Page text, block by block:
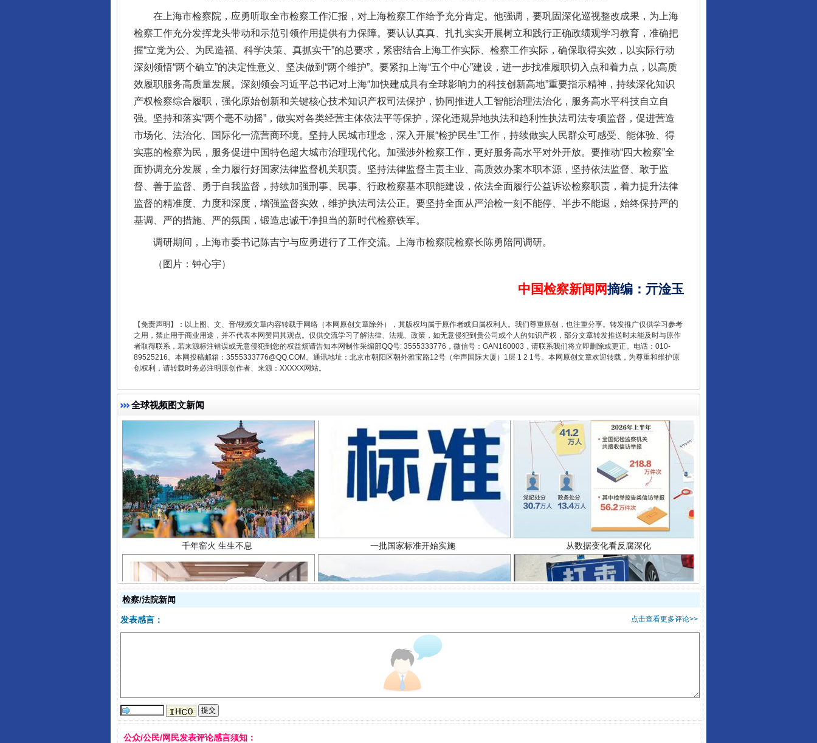
在上海市检察院，应勇听取全市检察工作汇报，对上海检察工作给予充分肯定。他强调，要巩固深化巡视整改成果，为上海
检察工作充分发挥龙头带动和示范引领作用提供有力保障。要认认真真、扎扎实实开展树立和践行正确政绩观学习教育，准确把
握“立党为公、为民造福、科学决策、真抓实干”的总要求，紧密结合上海工作实际、检察工作实际，确保取得实效，以实际行动
深刻领悟“两个确立”的决定性意义、坚决做到“两个维护”。要紧扣上海“五个中心”建设，进一步找准履职切入点和着力点，以高质
效履职服务高质量发展。深刻领会习近平总书记对上海“加快建成具有全球影响力的科技创新高地”重要指示精神，持续深化知识
产权检察综合履职，强化原始创新和关键核心技术知识产权司法保护，协同推进人工智能治理法治化，服务高水平科技自立自
强。坚持和落实“两个毫不动摇”，做实对各类经营主体依法平等保护，深化违规异地执法和趋利性执法司法专项监督，促进营造
市场化、法治化、国际化一流营商环境。坚持人民城市理念，深入开展“检护民生”工作，持续做实人民群众可感受、能体验、得
实惠的检察为民，服务促进中国特色超大城市治理现代化。加强涉外检察工作，更好服务高水平对外开放。要推动“四大检察”全
面协调充分发展，全力履行好国家法律监督机关职责。坚持法律监督主责主业、高质效办案本职本源，坚持依法监督、敢于监
督、善于监督、勇于自我监督，持续加强刑事、民事、行政检察基本职能建设，依法全面履行公益诉讼检察职责，着力提升法律
监督的精准度、力度和深度，增强监督实效，维护执法司法公正。要坚持全面从严治检一刻不能停、半步不能退，始终保持严的
基调、严的措施、严的氛围，锻造忠诚干净担当的新时代检察铁军。
调研期间，上海市委书记陈吉宁与应勇进行了工作交流。上海市检察院检察长陈勇陪同调研。
（图片：钟心宇）
中国检察新闻网摘编 ： 亓淦玉
【免责声明】：以上图、文、音/视频文章内容转载于网络（本网原创文章除外），其版权均属于原作者或归属权利人。我们尊重原创，也注重分享。转发推广仅供学习参考
之用，禁止用于商业用途，并不代表本网赞同其观点。仅供交流学习了解法律、法规、政策，如无意侵犯到贵公司或个人的知识产权，部分文章转发推送时未能及时与原作
者取得联系，若来源标注错误或无意侵犯到您的权益烦请告知本网制作采编部QQ号: 3555333776，微信号：GAN160003，请联系我们将立即删除或更正。电话：010-
89525216。本网投稿邮箱：3555333776@QQ.COM。通讯地址：北京市朝阳区朝外雅宝路12号（华声国际大厦）1层 1 2 1号。本网原创文章欢迎转载，为尊重和维护原
创权利，请转载时务必注明原创作者、来源：XXXXX网站。
全球视频图文新闻
完善运行机制助力责任有效落实 一纸欠条伤亲情 巡回调解促和解.. 行业协会接连发公告
东山县通报“牛蛙产品抗生素超标问题” 法徽映军营 权益有保障 让核能赋能千行百业
千年窑火 生生不息 一批国家标准开始实施 从数据变化看反腐深化
以产业富民促振兴
检察/法院新闻
点击查看更多评论>>
发表感言：
公众/公民/网民发表评论感言须知：